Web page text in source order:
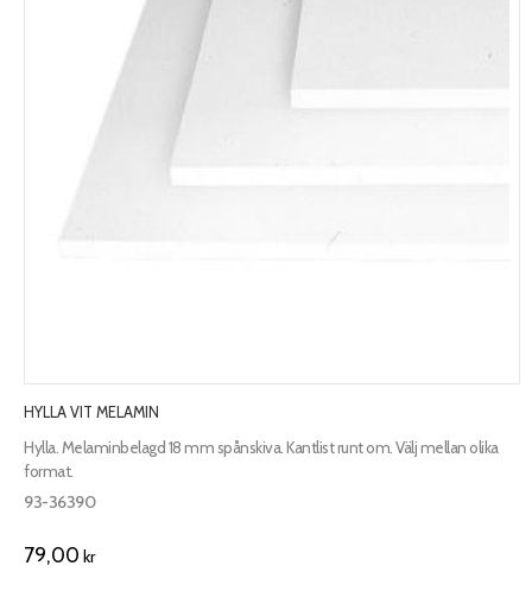
HYLLA VIT MELAMIN
Hylla. Melaminbelagd 18 mm spånskiva. Kantlist runt om. Välj mellan olika
format.
93-36390
79,00 kr